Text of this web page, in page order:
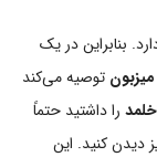
فاصله دارد. بنابراین در یک
میزبون توصیه می‌کند
را داشتید حتماً
دیدن کنید. این